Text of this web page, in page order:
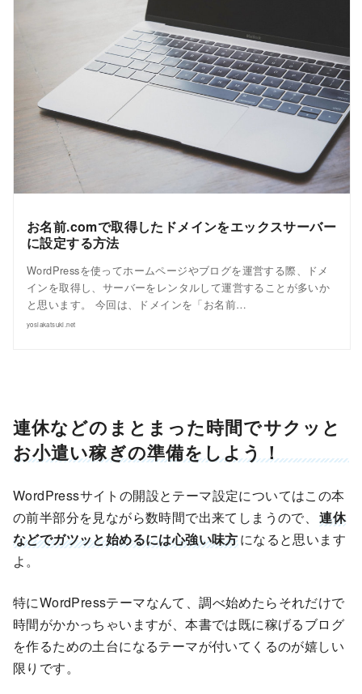
お名前.comで取得したドメインをエックスサーバー
に設定する方法
WordPressを使ってホームページやブログを運営する際、ドメ
インを取得し、サーバーをレンタルして運営することが多いか
と思います。 今回は、ドメインを「お名前…
yosiakatsuki.net
連休などのまとまった時間でサクッと
お小遣い稼ぎの準備をしよう！
WordPressサイトの開設とテーマ設定についてはこの本
の前半部分を見ながら数時間で出来てしまうので、 連休
などでガツッと始めるには心強い味方になると思います
よ。
特にWordPressテーマなんて、調べ始めたらそれだけで
時間がかかっちゃいますが、本書では既に稼げるブログ
を作るための土台になるテーマが付いてくるのが嬉しい
限りです。